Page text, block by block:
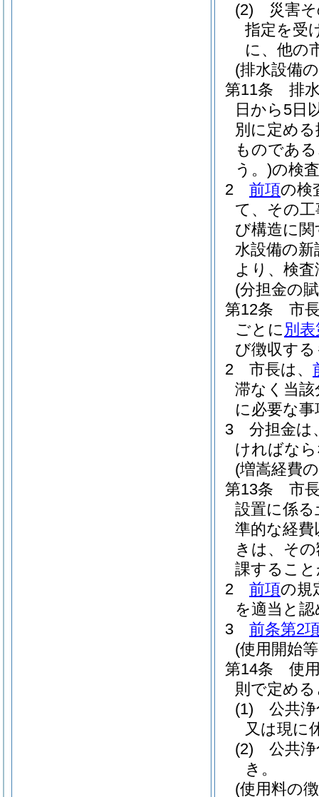
(2)
災害
指定を受
に、他の
(排水設備
第11条
排
日から5日
別に定め
ものであ
う。)の検
2
前項の検
て、その
び構造に
水設備の
より、検
(分担金の
第12条
市
ごとに 別
び徴収す
2
市長は、
滞なく当
に必要な
3
分担金は
ければな
(増嵩経費
第13条
市
設置に係
準的な経費
きは、そ
課するこ
2
前項の規
を適当と
3
前条第2
(使用開始
第14条
使
則で定め
(1)
公共
又は現に
(2)
公共
き。
(使用料の